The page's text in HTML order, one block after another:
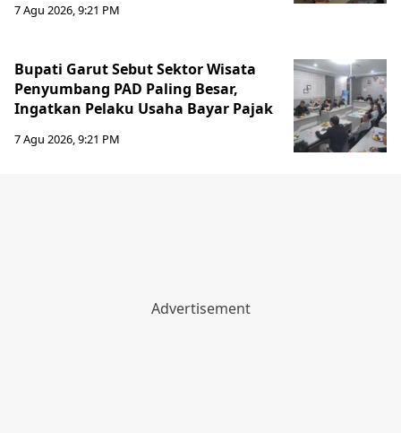
7 Agu 2026, 9:21 PM
Bupati Garut Sebut Sektor Wisata
Penyumbang PAD Paling Besar,
Ingatkan Pelaku Usaha Bayar Pajak
7 Agu 2026, 9:21 PM